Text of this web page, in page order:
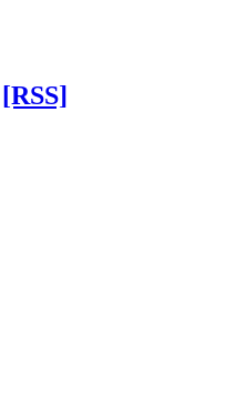
[RSS]